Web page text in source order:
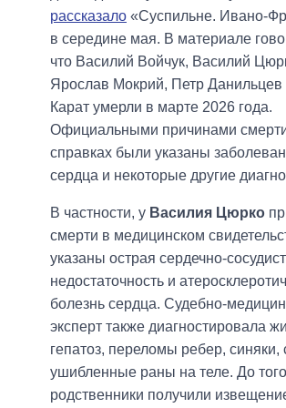
рассказало «Суспильне. Ивано-
в середине мая. В материале
что Василий Войчук, Василий
Ярослав Мокрий, Петр Данильцев
Карат умерли в марте 2026 года.
Официальными причинами
справках были указаны
сердца и некоторые другие
В частности, у Василия Цюрко
смерти в медицинском
указаны острая сердечно-
недостаточность и
болезнь сердца. Судебно-
эксперт также диагностировала
гепатоз, переломы ребер, синяки,
ушибленные раны на теле. До
родственники получили